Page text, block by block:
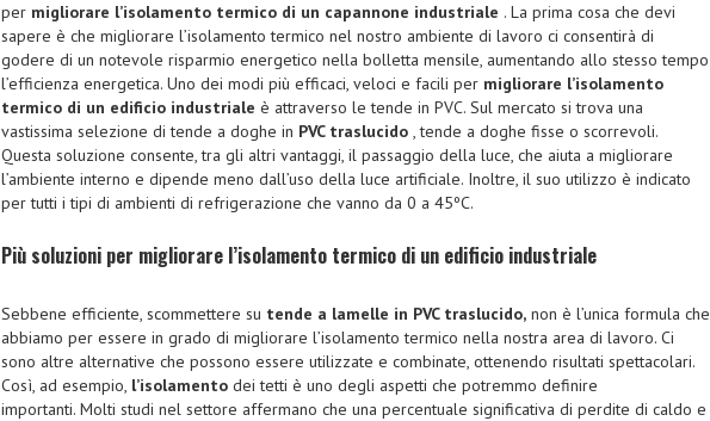
per migliorare l’isolamento termico di un capannone industriale . La prima cosa che devi
sapere è che migliorare l’isolamento termico nel nostro ambiente di lavoro ci consentirà di
godere di un notevole risparmio energetico nella bolletta mensile, aumentando allo stesso tempo
l’efficienza energetica. Uno dei modi più efficaci, veloci e facili per migliorare l’isolamento
termico di un edificio industriale è attraverso le tende in PVC. Sul mercato si trova una
vastissima selezione di tende a doghe in PVC traslucido , tende a doghe fisse o scorrevoli.
Questa soluzione consente, tra gli altri vantaggi, il passaggio della luce, che aiuta a migliorare
l’ambiente interno e dipende meno dall’uso della luce artificiale. Inoltre, il suo utilizzo è indicato
per tutti i tipi di ambienti di refrigerazione che vanno da 0 a 45ºC.
Più soluzioni per migliorare l’isolamento termico di un edificio industriale
Sebbene efficiente, scommettere su tende a lamelle in PVC traslucido, non è l’unica formula che
abbiamo per essere in grado di migliorare l’isolamento termico nella nostra area di lavoro. Ci
sono altre alternative che possono essere utilizzate e combinate, ottenendo risultati spettacolari.
Così, ad esempio, l’isolamento dei tetti è uno degli aspetti che potremmo definire
importanti. Molti studi nel settore affermano che una percentuale significativa di perdite di caldo e